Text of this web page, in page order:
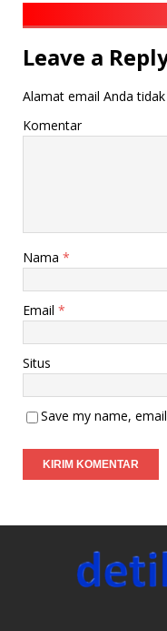
Leave a
Alamat email Anda
Komentar
Nama *
Email *
Situs
Save my name,